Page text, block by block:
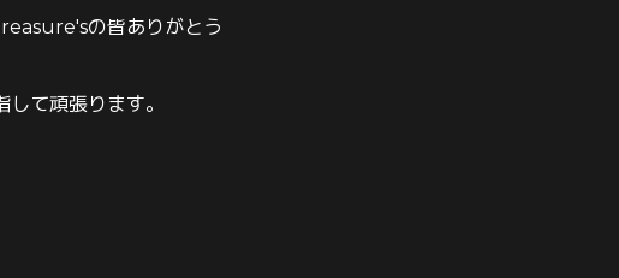
の皆ありがとう
て頑張ります。